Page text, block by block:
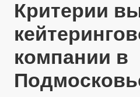
Критерии
компании в